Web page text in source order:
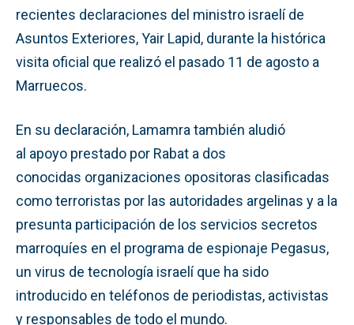
recientes declaraciones del ministro israelí de
Asuntos Exteriores, Yair Lapid, durante la histórica
visita oficial que realizó el pasado 11 de agosto a
Marruecos.
En su declaración, Lamamra también aludió
al apoyo prestado por Rabat a dos
conocidas organizaciones opositoras clasificadas
como terroristas por las autoridades argelinas y a la
presunta participación de los servicios secretos
marroquíes en el programa de espionaje Pegasus,
un virus de tecnología israelí que ha sido
introducido en teléfonos de periodistas, activistas
y responsables de todo el mundo.